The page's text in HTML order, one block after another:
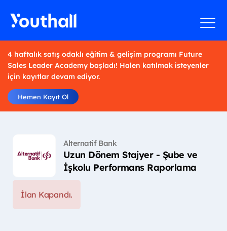
4 haftalık satış odaklı eğitim & gelişim programı Future
Sales Leader Academy başladı! Halen katılmak isteyenler
için kayıtlar devam ediyor.
Hemen Kayıt Ol
Alternatif Bank
Uzun Dönem Stajyer - Şube ve
İşkolu Performans Raporlama
İlan Kapandı.